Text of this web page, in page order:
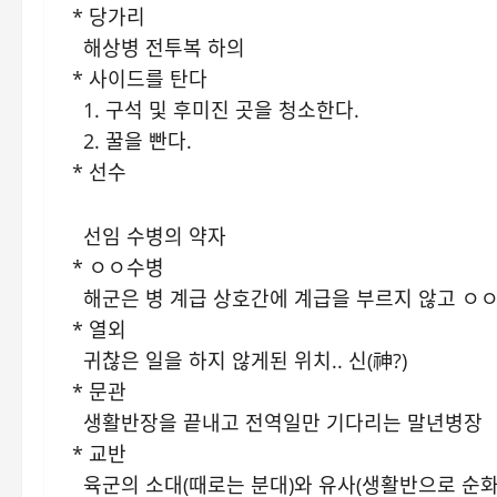
* 당가리
해상병 전투복 하의
* 사이드를 탄다
1. 구석 및 후미진 곳을 청소한다.
2. 꿀을 빤다.
* 선수
선임 수병의 약자
* ㅇㅇ수병
해군은 병 계급 상호간에 계급을 부르지 않고 ㅇ
* 열외
귀찮은 일을 하지 않게된 위치.. 신(神?)
* 문관
생활반장을 끝내고 전역일만 기다리는 말년병장
* 교반
육군의 소대(때로는 분대)와 유사(생활반으로 순